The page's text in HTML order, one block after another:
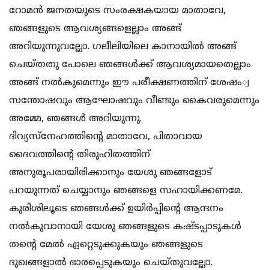
റോമന്‍ ജനതയുടെ സംരക്ഷകയായ മാതാവേ,
ഞങ്ങളുടെ ആവശ്യങ്ങളെല്ലാം അങ്ങ്
അറിയുന്നുവല്ലോ. ഗലീലിയിലെ കാനായില്‍ അങ്ങ്
ചെയ്തതു പോലെ ഞങ്ങള്‍ക്ക് ആവശ്യമായതെല്ലാം
അങ്ങ് നല്‍കുമെന്നും ഈ പരീക്ഷണത്തിന് ശേഷം്വ
സന്തോഷവും ആഘോഷവും വീണ്ടും കൈവരുമെന്നും
അമ്മേ, ഞങ്ങള്‍ അറിയുന്നു.
ദിവ്യസ്നേഹത്തിന്റെ മാതാവേ, പിതാവായ
ദൈവത്തിന്റെ തിരുഹിതത്തിന്
അനുരൂപരായിരിക്കാനും യേശു ഞങ്ങളോട്
പറയുന്നത് ചെയ്യാനും ഞങ്ങളെ സഹായിക്കണമേ.
കുരിശിലൂടെ ഞങ്ങള്‍ക്ക് ഉയിര്‍പ്പിന്റെ ആന്ദനം
നല്‍കുവാനായി യേശു ഞങ്ങളുടെ കഷ്ടപ്പാടുകള്‍
തന്റെ മേല്‍ ഏറ്റെടുക്കുകയും ഞങ്ങളുടെ
ദുഖങ്ങളാല്‍ ഭാരപ്പെടുകയും ചെയ്തുവല്ലോ.